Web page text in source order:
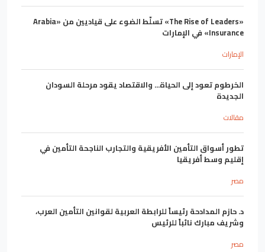
«The Rise of Leaders» تسلّط الضوء على قياديين من «Arabia
Insurance» في الإمارات
الإمارات
الخرطوم تعود إلى الحياة... والاقتصاد يقود مرحلة السودان
الجديدة
مقالات
تطور أسواق التأمين الأفريقية والتجارب الناجحة التأمين في
إقليم وسط أفريقيا
مصر
د. حازم المدادحة رئيساً للرابطة العربية لقوانين التأمين العرب،
وشريف مبارك نائباً للرئيس
مصر